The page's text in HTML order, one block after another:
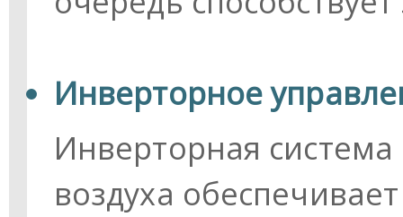
Инверторное
Инверторная
воздуха